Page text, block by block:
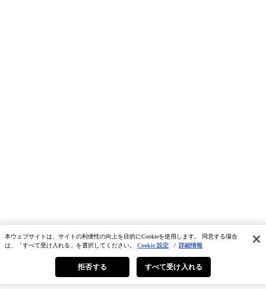
本ウェブサイトは、サイトの利便性の向上を目的にCookieを使用します。 同意する場合
は、「すべて受け入れる」を選択してください。 Cookie 設定 / 詳細情報
拒否する すべて受け入れる